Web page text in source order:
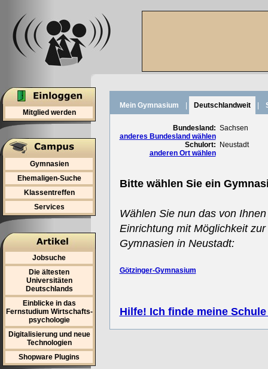
Mitglied werden
Gymnasien
Ehemaligen-Suche
Klassentreffen
Services
Jobsuche
Die ältesten
Universitäten
Deutschlands
Einblicke in das
Fernstudium Wirtschafts-
psychologie
Digitalisierung und neue
Technologien
Shopware Plugins
Mein Gymnasium Deutschlandweit
Bundesland:
anderes Bundesland wählen
Sachsen
Schulort:
anderen Ort wählen
Neustadt
Bitte wählen Sie ein
Wählen Sie nun das von
Einrichtung mit Möglichkeit
Gymnasien in Neustadt:
Götzinger-Gymnasium
Hilfe! Ich finde meine